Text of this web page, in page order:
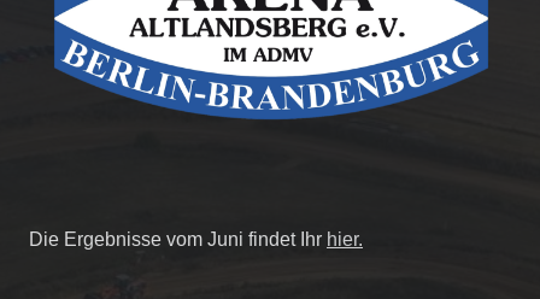
Die Ergebnisse vom Juni findet Ihr hier.